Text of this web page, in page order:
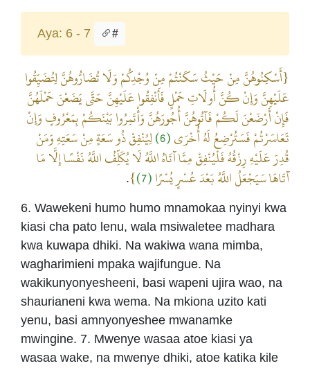
Aya: 6 - 7 #
{أَسْكِنُوهُنَّ مِنْ حَيْثُ سَكَنْتُمْ مِنْ وُجْدِكُمْ وَلَا تُضَارُّوهُنَّ لِتُضَيِّقُوا
عَلَيْهِنَّ وَإِنْ كُنَّ أُولَاتِ حَمْلٍ فَأَنْفِقُوا عَلَيْهِنَّ حَتَّى يَضَعْنَ حَمْلَهُنَّ
فَإِنْ أَرْضَعْنَ لَكُمْ فَآتُوهُنَّ أُجُورَهُنَّ وَأْتَمِرُوا بَيْنَكُمْ بِمَعْرُوفٍ وَإِنْ
تَعَاسَرْتُمْ فَسَتُرْضِعُ لَهُ أُخْرَى(6) لِيُنْفِقْ ذُو سَعَةٍ مِنْ سَعَتِهِ وَمَنْ
قُدِرَ عَلَيْهِ رِزْقُهُ فَلْيُنْفِقْ مِمَّا آتَاهُ اللَّهُ لَا يُكَلِّفُ اللَّهُ نَفْسًا إِلَّا مَا
آتَاهَا سَيَجْعَلُ اللَّهُ بَعْدَ عُسْرٍ يُسْرًا(7)
}
.
6. Wawekeni humo humo mnamokaa nyinyi kwa
kiasi cha pato lenu, wala msiwaletee madhara
kwa kuwapa dhiki. Na wakiwa wana mimba,
wagharimieni mpaka wajifungue. Na
wakikunyonyesheeni, basi wapeni ujira wao, na
shaurianeni kwa wema. Na mkiona uzito kati
yenu, basi amnyonyeshee mwanamke
mwingine. 7. Mwenye wasaa atoe kiasi ya
wasaa wake, na mwenye dhiki, atoe katika kile